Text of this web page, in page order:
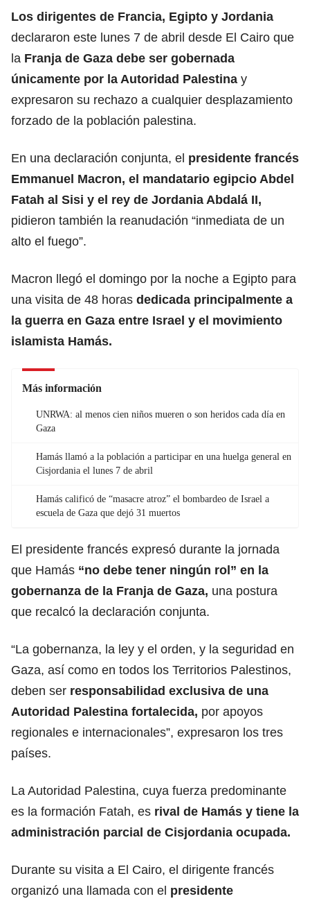
Los dirigentes de Francia, Egipto y Jordania
declararon este lunes 7 de abril desde El Cairo que
la Franja de Gaza debe ser gobernada
únicamente por la Autoridad Palestina y
expresaron su rechazo a cualquier desplazamiento
forzado de la población palestina.
En una declaración conjunta, el presidente francés
Emmanuel Macron, el mandatario egipcio Abdel
Fatah al Sisi y el rey de Jordania Abdalá II,
pidieron también la reanudación “inmediata de un
alto el fuego”.
Macron llegó el domingo por la noche a Egipto para
una visita de 48 horas dedicada principalmente a
la guerra en Gaza entre Israel y el movimiento
islamista Hamás.
Más información
UNRWA: al menos cien niños mueren o son heridos cada día en
Gaza
Hamás llamó a la población a participar en una huelga general en
Cisjordania el lunes 7 de abril
Hamás calificó de “masacre atroz” el bombardeo de Israel a
escuela de Gaza que dejó 31 muertos
El presidente francés expresó durante la jornada
que Hamás “no debe tener ningún rol” en la
gobernanza de la Franja de Gaza, una postura
que recalcó la declaración conjunta.
“La gobernanza, la ley y el orden, y la seguridad en
Gaza, así como en todos los Territorios Palestinos,
deben ser responsabilidad exclusiva de una
Autoridad Palestina fortalecida, por apoyos
regionales e internacionales”, expresaron los tres
países.
La Autoridad Palestina, cuya fuerza predominante
es la formación Fatah, es rival de Hamás y tiene la
administración parcial de Cisjordania ocupada.
Durante su visita a El Cairo, el dirigente francés
organizó una llamada con el presidente